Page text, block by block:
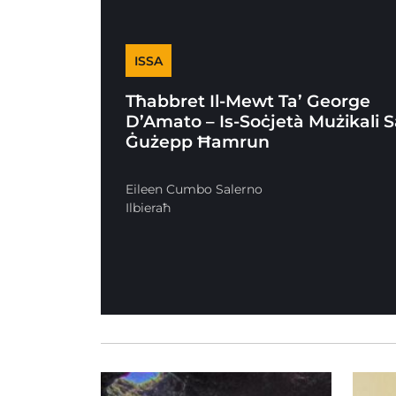
ISSA
Tħabbret Il-Mewt Ta’ George
D’Amato – Is-Soċjetà Mużikali
Ġużepp Ħamrun
Eileen Cumbo Salerno
Ilbieraħ